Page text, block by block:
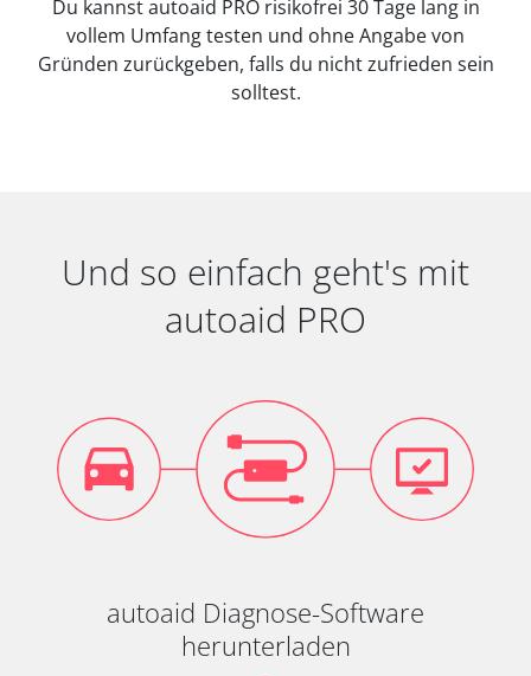
Du kannst autoaid PRO risikofrei 30 Tage lang in
vollem Umfang testen und ohne Angabe von
Gründen zurückgeben, falls du nicht zufrieden sein
solltest.
Und so einfach geht's mit
autoaid PRO
autoaid Diagnose-Software
herunterladen